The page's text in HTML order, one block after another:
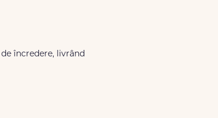
de încredere, livrând